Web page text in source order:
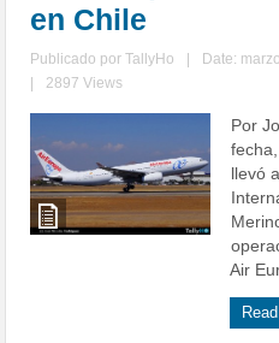
en Chile
Publicado porTallyHo Date:
2897 Views
Por
llevó
Air